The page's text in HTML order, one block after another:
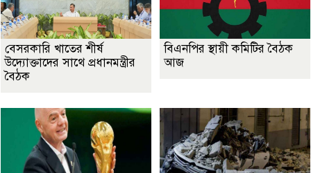
বেসরকারি খাতের শীর্ষ
উদ্যোক্তাদের সাথে প্রধানমন্ত্রীর
বৈঠক
বিএনপির স্থায়ী কমিটির বৈঠক
আজ